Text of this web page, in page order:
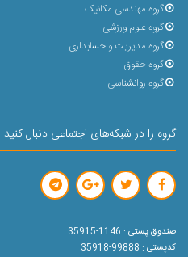
گروه مهندسی مکانیک
گروه علوم ورزشی
گروه مدیریت و حسابداری
گروه حقوق
گروه روانشناسی
گروه را در شبکه‌های اجتماعی دنبال کنید
صندوق پستی : 1146-35915
کدپستی : 99888-35918